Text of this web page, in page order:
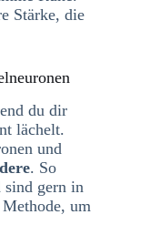
Stärke, die
du dir
lächelt.
und
. So
gern in
um